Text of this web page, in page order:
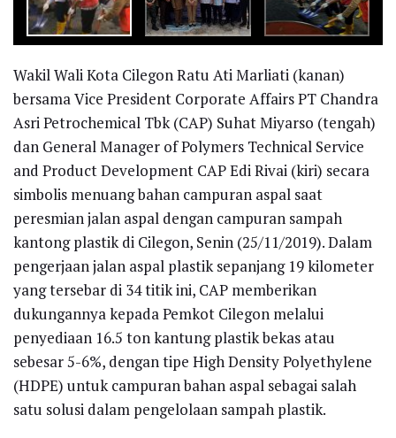
Wakil Wali Kota Cilegon Ratu Ati Marliati (kanan)
bersama Vice President Corporate Affairs PT Chandra
Asri Petrochemical Tbk (CAP) Suhat Miyarso (tengah)
dan General Manager of Polymers Technical Service
and Product Development CAP Edi Rivai (kiri) secara
simbolis menuang bahan campuran aspal saat
peresmian jalan aspal dengan campuran sampah
kantong plastik di Cilegon, Senin (25/11/2019). Dalam
pengerjaan jalan aspal plastik sepanjang 19 kilometer
yang tersebar di 34 titik ini, CAP memberikan
dukungannya kepada Pemkot Cilegon melalui
penyediaan 16.5 ton kantung plastik bekas atau
sebesar 5-6%, dengan tipe High Density Polyethylene
(HDPE) untuk campuran bahan aspal sebagai salah
satu solusi dalam pengelolaan sampah plastik.